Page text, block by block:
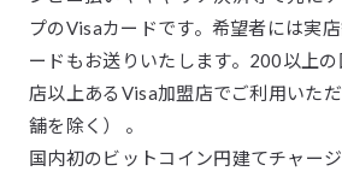
プのVisaカードです。希望者には実
ードもお送りいたします。200以上
店以上あるVisa加盟店でご利用いた
舗を除く） 。
国内初のビットコイン円建てチャー